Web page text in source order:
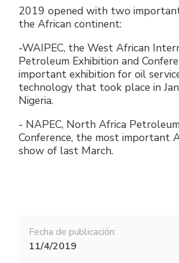
2019 opened with two
the African continent:
-WAIPEC, the West African
Petroleum Exhibition and
important exhibition for oil
technology that took place in
Nigeria.
- NAPEC, North Africa
Conference, the most important
show of last March.
Fecha de publicación:
11/4/2019